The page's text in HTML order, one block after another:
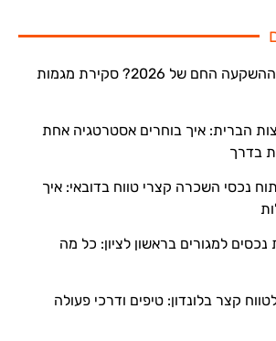
למה בטומי היא יעד ההשקעה החם של 2026? סקירת מגמות
הברית: איך בוחרים אסטרטגיה אחת
בדרך
נכסי השכרה קצרי טווח בדובאי: איך
למגורים בראשון לציון: כל מה
קצר בלונדון: טיפים ודרכי פעולה